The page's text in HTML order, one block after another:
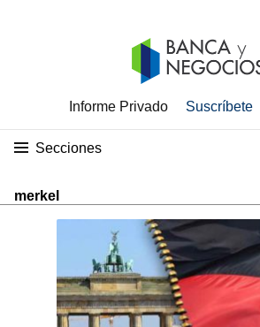
Informe Privado Suscríbete
Secciones
merkel